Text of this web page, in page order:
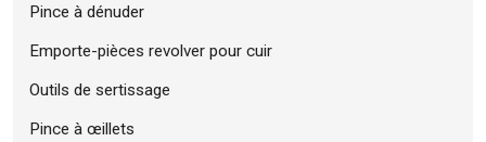
Pince à dénuder
Emporte-pièces revolver pour cuir
Outils de sertissage
Pince à œillets